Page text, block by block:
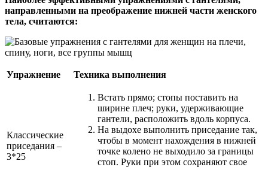
направленными на преображение нижней части женского
тела, считаются:
Упражнение Техника выполнения
Классические
приседания –
3*25
Встать прямо; стопы поставить на
ширине плеч; руки, удерживающие
гантели, расположить вдоль корпуса.
На выдохе выполнить приседание так,
чтобы в момент нахождения в нижней
точке колено не выходило за границы
стоп. Руки при этом сохраняют свое